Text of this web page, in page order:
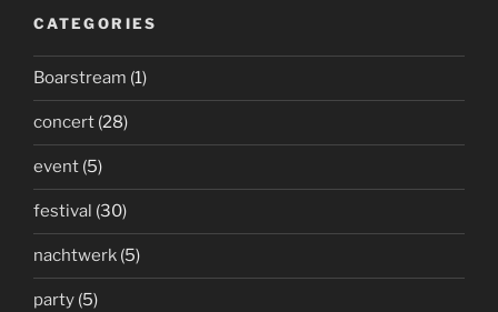
CATEGORIES
Boarstream (1)
concert (28)
event (5)
festival (30)
nachtwerk (5)
party (5)